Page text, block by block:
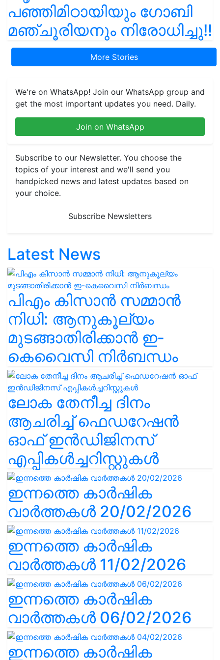
പഞ്ഞിമിഠായിയും ഗോബി
മഞ്ചൂരിയനും നിരോധിച്ചു!!
More Stories
We're on WhatsApp! Join our WhatsApp group and
get the most important updates you need. Daily.
Join on WhatsApp
Subscribe to our Newsletter. You choose the
topics of your interest and we'll send you
handpicked news and latest updates based on
your choice.
Subscribe Newsletters
Latest News
പിഎം കിസാൻ സമ്മാൻ
നിധി: ആനുകൂല്യം
മുടങ്ങാതിരിക്കാൻ ഇ-
കെവൈസി നിർബന്ധം
ലോക തേനീച്ച ദിനം
ആചരിച്ച് ഫെഡറേഷൻ
ഓഫ് ഇൻഡിജിനസ്
എപ്പികൾച്ചറിസ്റ്റുകൾ
ഇന്നത്തെ കാർഷിക
വാർത്തകൾ 20/02/2026
ഇന്നത്തെ കാർഷിക
വാർത്തകൾ 11/02/2026
ഇന്നത്തെ കാർഷിക
വാർത്തകൾ 06/02/2026
ഇന്നത്തെ കാർഷിക